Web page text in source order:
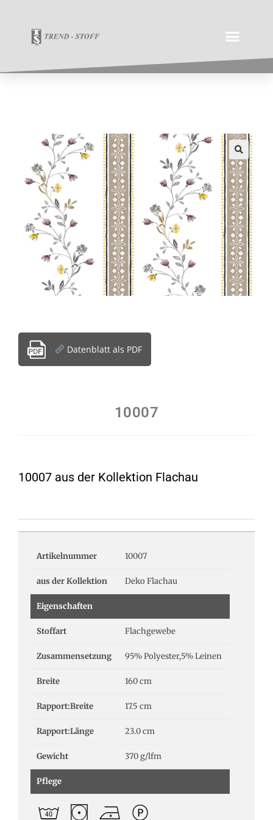
Datenblatt als PDF
10007
10007 aus der Kollektion Flachau
Artikelnummer 10007
aus der Kollektion Deko Flachau
Eigenschaften
Stoffart Flachgewebe
Zusammensetzung 95% Polyester,5% Leinen
Breite 160 cm
Rapport:Breite 17.5 cm
Rapport:Länge 23.0 cm
Gewicht 370 g/lfm
Pflege